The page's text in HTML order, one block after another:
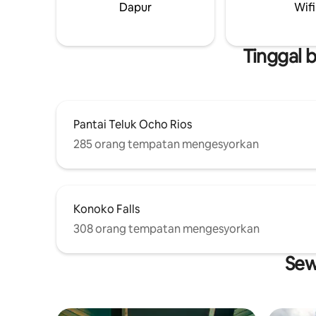
Dapur Wifi
Tinggal
Pantai Teluk Ocho Rios
285 orang tempatan mengesyorkan
Konoko Falls
308 orang tempatan mengesyorkan